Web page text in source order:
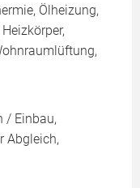
Ölheizung,
/ Einbau,
Abgleich,